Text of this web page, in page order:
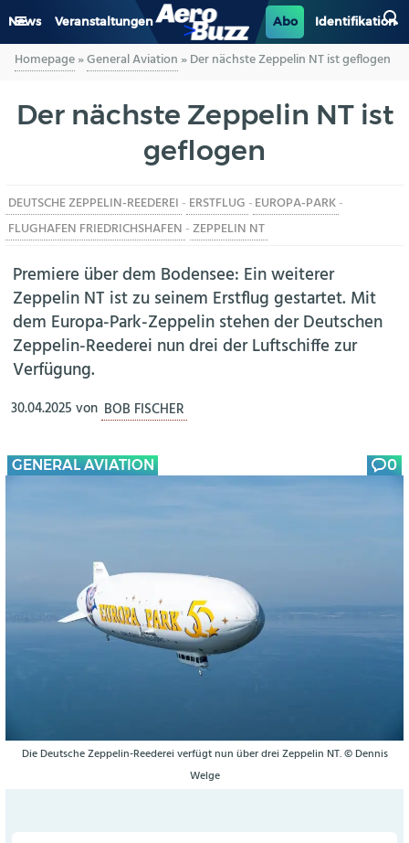
News Veranstaltungen Abo Identifikation
GENERAL AVIATION
BIZAV
MILITÄR
HELIKOPTER
BERUFE
AERO-KULTUR
Homepage»General Aviation »Der nächste Zeppelin NT ist geflogen
Der nächste Zeppelin NT ist
geflogen
DEUTSCHE ZEPPELIN-REEDEREI - ERSTFLUG -EUROPA-PARK-
FLUGHAFEN FRIEDRICHSHAFEN -ZEPPELIN NT
Premiere über dem Bodensee: Ein weiterer
Zeppelin NT ist zu seinem Erstflug gestartet. Mit
dem Europa-Park-Zeppelin stehen der Deutschen
Zeppelin-Reederei nun drei der Luftschiffe zur
Verfügung.
30.04.2025 von BOB FISCHER
GENERAL AVIATION 0
Die Deutsche Zeppelin-Reederei verfügt nun über drei Zeppelin NT. © Dennis
Welge